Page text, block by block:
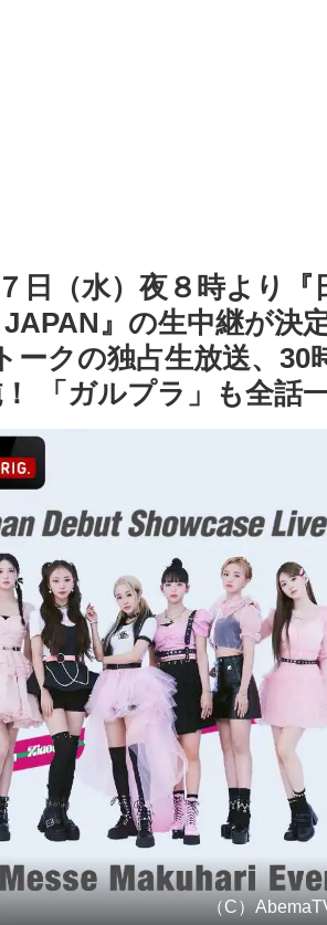
日（水）夜８時より
』の生中継が決
ークの独占生放送、30
「ガルプラ」も全話
（C）